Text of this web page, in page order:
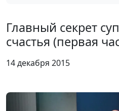
Главный секрет
счастья (первая
14 декабря 2015
(первая часть)
Интимная жизнь: